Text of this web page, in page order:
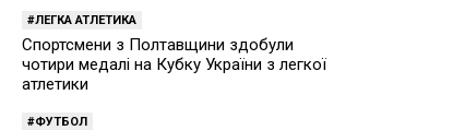
ЛЕГКА АТЛЕТИКА
Спортсмени з Полтавщини здобули
чотири медалі на Кубку України з легкої
атлетики
ФУТБОЛ